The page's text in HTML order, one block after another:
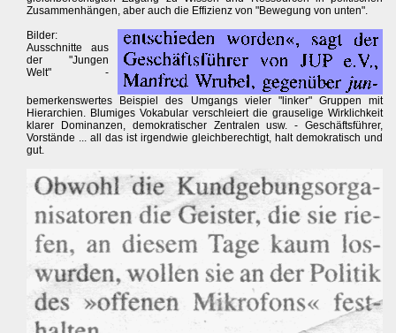
Zusammenhängen, aber auch die Effizienz von "Bewegung von unten".
Bilder:
Ausschnitte aus
der "Jungen
Welt" -
bemerkenswertes Beispiel des Umgangs vieler "linker" Gruppen mit
Hierarchien. Blumiges Vokabular verschleiert die grauselige Wirklichkeit
klarer Dominanzen, demokratischer Zentralen usw. - Geschäftsführer,
Vorstände ... all das ist irgendwie gleichberechtigt, halt demokratisch und
gut.